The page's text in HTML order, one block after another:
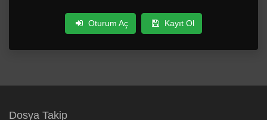
Oturum Aç Kayıt Ol
Dosya Takip